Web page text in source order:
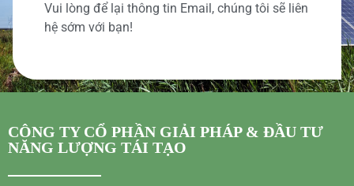
Vui lòng để lại thông tin Email, chúng tôi sẽ liên
hệ sớm với bạn!
CÔNG TY CỔ PHẦN GIẢI PHÁP & ĐẦU TƯ
NĂNG LƯỢNG TÁI TẠO